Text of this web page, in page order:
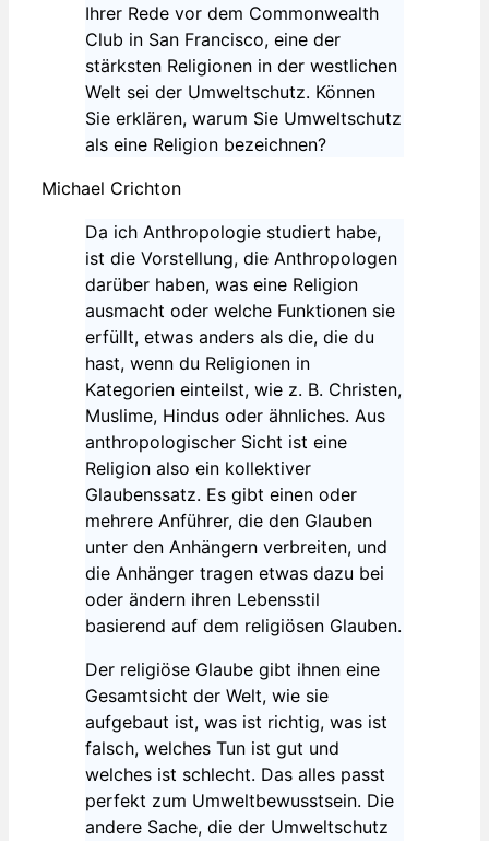
Ihrer Rede vor dem Commonwealth
Club in San Francisco, eine der
stärksten Religionen in der westlichen
Welt sei der Umweltschutz. Können
Sie erklären, warum Sie Umweltschutz
als eine Religion bezeichnen?
Michael Crichton
Da ich Anthropologie studiert habe,
ist die Vorstellung, die Anthropologen
darüber haben, was eine Religion
ausmacht oder welche Funktionen sie
erfüllt, etwas anders als die, die du
hast, wenn du Religionen in
Kategorien einteilst, wie z. B. Christen,
Muslime, Hindus oder ähnliches. Aus
anthropologischer Sicht ist eine
Religion also ein kollektiver
Glaubenssatz. Es gibt einen oder
mehrere Anführer, die den Glauben
unter den Anhängern verbreiten, und
die Anhänger tragen etwas dazu bei
oder ändern ihren Lebensstil
basierend auf dem religiösen Glauben.
Der religiöse Glaube gibt ihnen eine
Gesamtsicht der Welt, wie sie
aufgebaut ist, was ist richtig, was ist
falsch, welches Tun ist gut und
welches ist schlecht. Das alles passt
perfekt zum Umweltbewusstsein. Die
andere Sache, die der Umweltschutz